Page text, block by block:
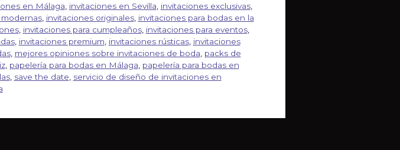
en Málaga invitaciones en Sevilla invitaciones exclusivas,
, invitaciones originales, invitaciones para bodas en la
, invitaciones para cumpleaños, invitaciones para eventos,
, invitaciones premium invitaciones rústicas, invitaciones
, mejores opiniones sobre invitaciones de boda packs de
, papelería para bodas en Málaga papelería para bodas en
, save the date servicio de diseño de invitaciones en